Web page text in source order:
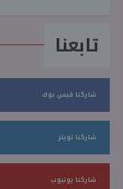
تابعنا
شاركنا فيس بوك
شاركنا تويتر
شاركنا يوتيوب